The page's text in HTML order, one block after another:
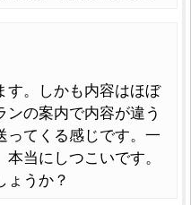
す。しかも内容はほぼ
の案内で内容が違う
ってくる感じです。一
当にしつこいです。
ょうか？